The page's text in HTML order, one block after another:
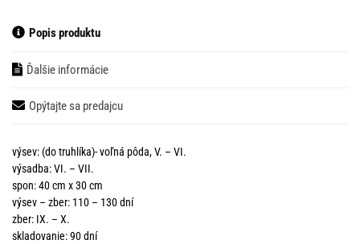
Popis produktu
Ďalšie informácie
Opýtajte sa predajcu
výsev: (do truhlíka)- voľná pôda, V. – VI.
výsadba: VI. – VII.
spon: 40 cm x 30 cm
výsev – zber: 110 – 130 dní
zber: IX. – X.
skladovanie: 90 dní